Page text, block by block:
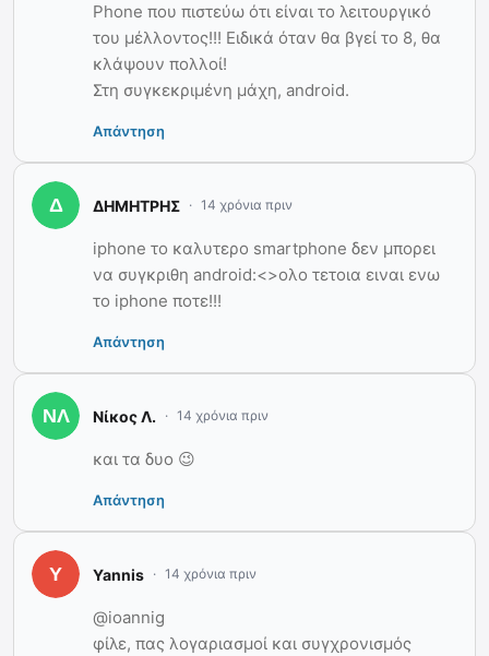
Phone που πιστεύω ότι είναι το λειτουργικό
του μέλλοντος!!! Ειδικά όταν θα βγεί το 8, θα
κλάψουν πολλοί!
Στη συγκεκριμένη μάχη, android.
Απάντηση
ΔΗΜΗΤΡΗΣ 14 χρόνια πριν
iphone το καλυτερο smartphone δεν μπορει
να συγκριθη android:<>ολο τετοια ειναι ενω
το iphone ποτε!!!
Απάντηση
Νίκος Λ. 14 χρόνια πριν
και τα δυο 😉
Απάντηση
Yannis 14 χρόνια πριν
@ioannig
φίλε, πας λογαριασμοί και συγχρονισμός